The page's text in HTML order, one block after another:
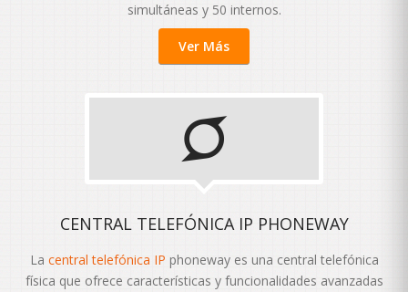
simultáneas y 50 internos.
Ver Más
CENTRAL TELEFÓNICA IP PHONEWAY
La central telefónica IP phoneway es una central telefónica
física que ofrece características y funcionalidades avanzadas